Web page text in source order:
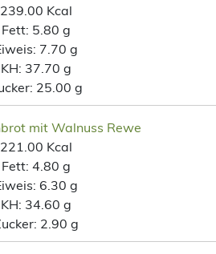
239.00 Kcal
Fett: 5.80 g
7.70 g
KH: 37.70 g
25.00 g
mit Walnuss Rewe
221.00 Kcal
Fett: 4.80 g
6.30 g
KH: 34.60 g
2.90 g